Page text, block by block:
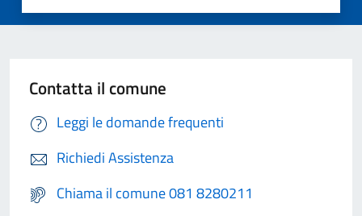
Contatta il comune
Leggi le domande frequenti
Richiedi Assistenza
Chiama il comune 081 8280211